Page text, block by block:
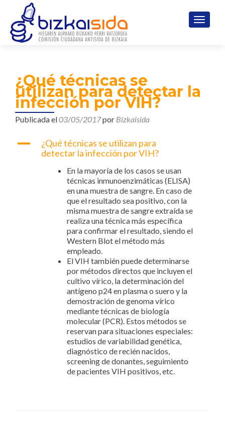
¿Qué técnicas se
utilizan para detectar la
infección por VIH?
Publicada el03/05/2017por Bizkaisida
A
¿Qué técnicas se utilizan para
detectar la infección por VIH?
En la mayoría de los casos se usan
técnicas inmunoenzimáticas (ELISA)
en una muestra de sangre. En caso de
que el resultado sea positivo, con la
misma muestra de sangre extraída se
realiza una técnica más específica
para confirmar el resultado, siendo el
Western Blot el método más
empleado.
El VIH también puede determinarse
por métodos directos que incluyen el
cultivo vírico, la determinación del
antígeno p24 en plasma o suero y la
demostración de genoma vírico
mediante técnicas de biología
molecular (PCR). Estos métodos se
reservan para situaciones especiales:
estudios de variabilidad genética,
diagnóstico de recién nacidos,
screening de donantes, seguimiento
de pacientes VIH positivos, etc.